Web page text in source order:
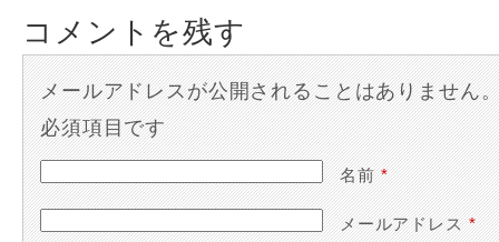
コメントを残す
メールアドレスが公開されることはありません
必須項目です
名前*
メールアドレス*